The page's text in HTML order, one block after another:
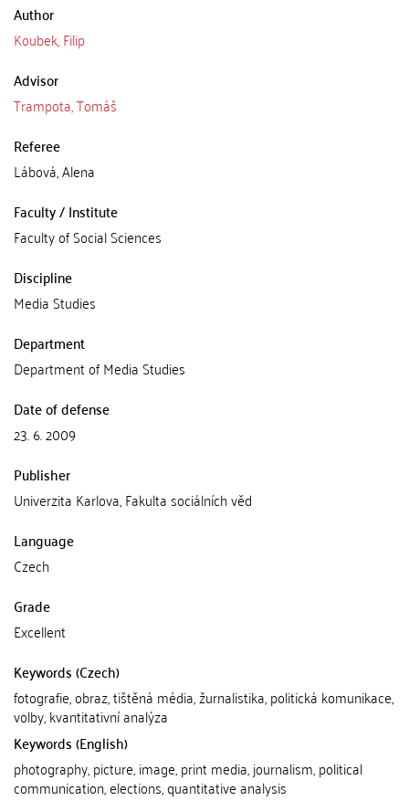
Author
Koubek, Filip
Advisor
Trampota, Tomáš
Referee
Lábová, Alena
Faculty / Institute
Faculty of Social Sciences
Discipline
Media Studies
Department
Department of Media Studies
Date of defense
23. 6. 2009
Publisher
Univerzita Karlova, Fakulta sociálních věd
Language
Czech
Grade
Excellent
Keywords (Czech)
fotografie, obraz, tištěná média, žurnalistika, politická komunikace,
volby, kvantitativní analýza
Keywords (English)
photography, picture, image, print media, journalism, political
communication, elections, quantitative analysis